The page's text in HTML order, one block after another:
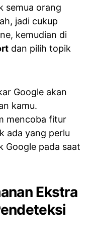
semua orang
jadi cukup
kemudian di
dan pilih topik
Google akan
kamu.
mencoba fitur
ada yang perlu
Google pada saat
Ekstra